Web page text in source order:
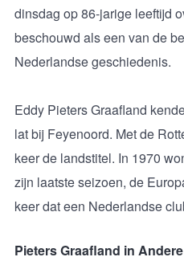
dinsdag op 86-jarige leeftijd
beschouwd als een van de
Nederlandse geschiedenis.
Eddy Pieters Graafland
lat bij Feyenoord. Met de
keer de landstitel. In 1970
zijn laatste seizoen, de
keer dat een Nederlandse
Pieters Graafland in